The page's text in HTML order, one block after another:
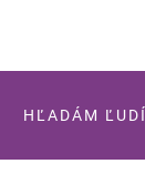
HĽADÁM ĽUDÍ